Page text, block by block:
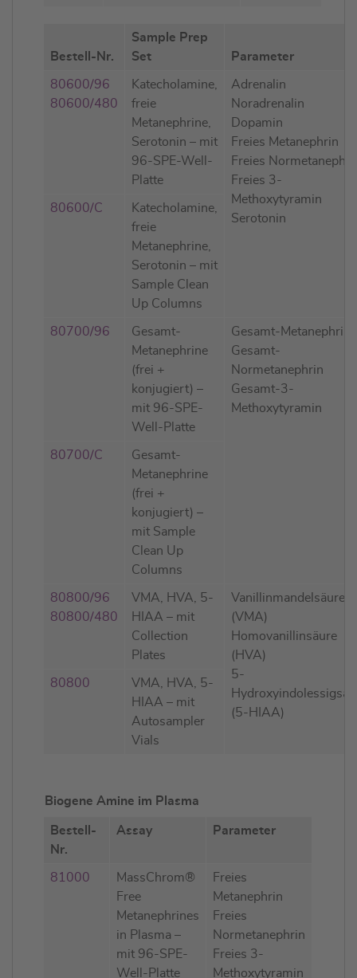
Bestell-Nr.
Sample Prep
Set
Parameter
80600/96
80600/480
Katecholamine,
freie
Metanephrine,
Serotonin – mit
96-SPE-Well-
Platte
Adrenalin
Noradrenalin
Dopamin
Freies Metanephrin
Freies
Freies 3-
Methoxytyramin
Serotonin
80600/C
Katecholamine,
freie
Metanephrine,
Serotonin – mit
Sample Clean
Up Columns
80700/96
Gesamt-
Metanephrine
(frei +
konjugiert) –
mit 96-SPE-
Well-Platte
Gesamt-Metanephrin
Gesamt-
Normetanephrin
Gesamt-3-
Methoxytyramin
80700/C
Gesamt-
Metanephrine
(frei +
konjugiert) –
mit Sample
Clean Up
Columns
80800/96
80800/480
VMA, HVA, 5-
HIAA – mit
Collection
Plates
Vanillinmandelsäure
(VMA)
Homovanillinsäure
(HVA)
5-
(5-HIAA)
80800
VMA, HVA, 5-
HIAA – mit
Autosampler
Vials
Biogene Amine im Plasma
Bestell-
Nr.
Assay Parameter
81000
MassChrom®
Free
Metanephrines
in Plasma –
mit 96-SPE-
Well-Platte
Freies
Metanephrin
Freies
Normetanephrin
Freies 3-
Methoxytyramin